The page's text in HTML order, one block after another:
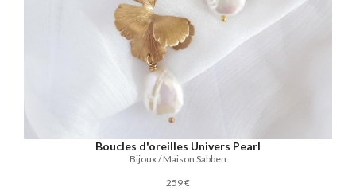
Boucles d'oreilles Univers Pearl
Bijoux / Maison Sabben
259 €